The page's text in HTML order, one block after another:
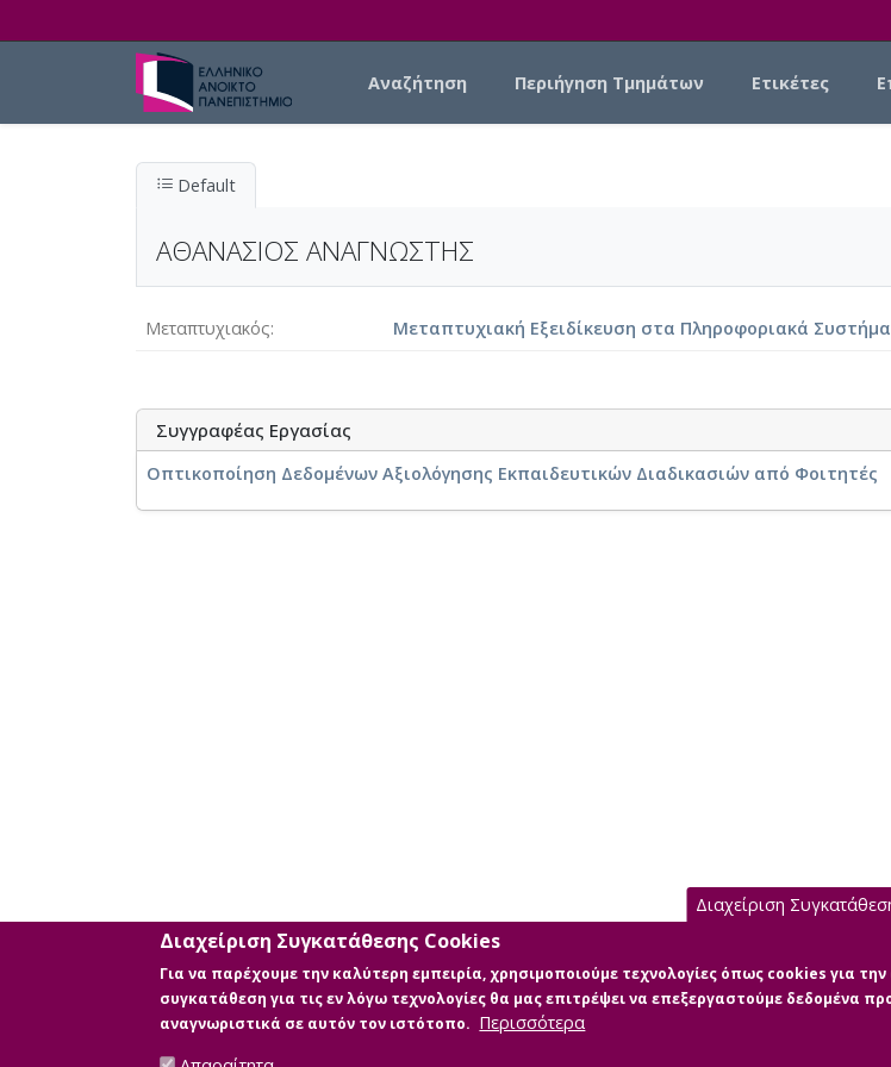
Αναζήτηση Περιήγηση Τμημάτων Ετικέτες
Default
ΑΘΑΝΑΣΙΟΣ ΑΝΑΓΝΩΣΤΗΣ
Μεταπτυχιακός Μεταπτυχιακή Εξειδίκευση στα Πληροφοριακά
Συγγραφέας Εργασίας
Οπτικοποίηση Δεδομένων Αξιολόγησης Εκπαιδευτικών Διαδικασιών από Φοιτητές
Διαχείριση
Διαχείριση Συγκατάθεσης Cookies
Για να παρέχουμε την καλύτερη εμπειρία, χρησιμοποιούμε τεχνολογίες όπως cookies για
συγκατάθεση για τις εν λόγω τεχνολογίες θα μας επιτρέψει να επεξεργαστούμε
αναγνωριστικά σε αυτόν τον ιστότοπο. Περισσότερα